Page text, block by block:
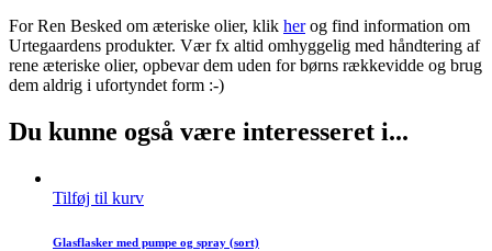
For Ren Besked om æteriske olier, klik herog find information om
Urtegaardens produkter. Vær fx altid omhyggelig med håndtering af
rene æteriske olier, opbevar dem uden for børns rækkevidde og brug
dem aldrig i ufortyndet form :-)
Du kunne også være interesseret i...
Tilføj til kurv
Glasflasker med pumpe og spray (sort)